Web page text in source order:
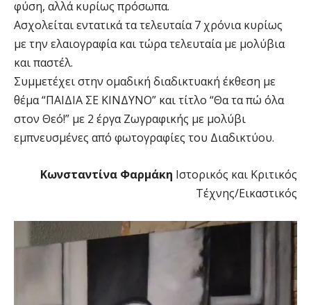
φύση, αλλά κυρίως πρόσωπα.
Ασχολείται εντατικά τα τελευταία 7 χρόνια κυρίως
με την ελαιογραφία και τώρα τελευταία με μολύβια
και παστέλ.
Συμμετέχει στην ομαδική διαδικτυακή έκθεση με
θέμα “ΠΑΙΔΙΑ ΣΕ ΚΙΝΔΥΝΟ” και τίτλο “Θα τα πώ όλα
στον Θεό!” με 2 έργα Ζωγραφικής με μολύβι
εμπνευσμένες από φωτογραφίες του Διαδικτύου.
Κωνσταντίνα Φαρμάκη Ιστορικός και Κριτικός
Τέχνης/Εικαστικός